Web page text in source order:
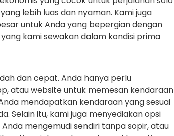
lebih luas dan nyaman. Kami juga
untuk Anda yang bepergian dengan
kami sewakan dalam kondisi prima
dan cepat. Anda hanya perlu
atau website untuk memesan kendaraan
mendapatkan kendaraan yang sesuai
Selain itu, kami juga menyediakan opsi
mengemudi sendiri tanpa sopir, atau